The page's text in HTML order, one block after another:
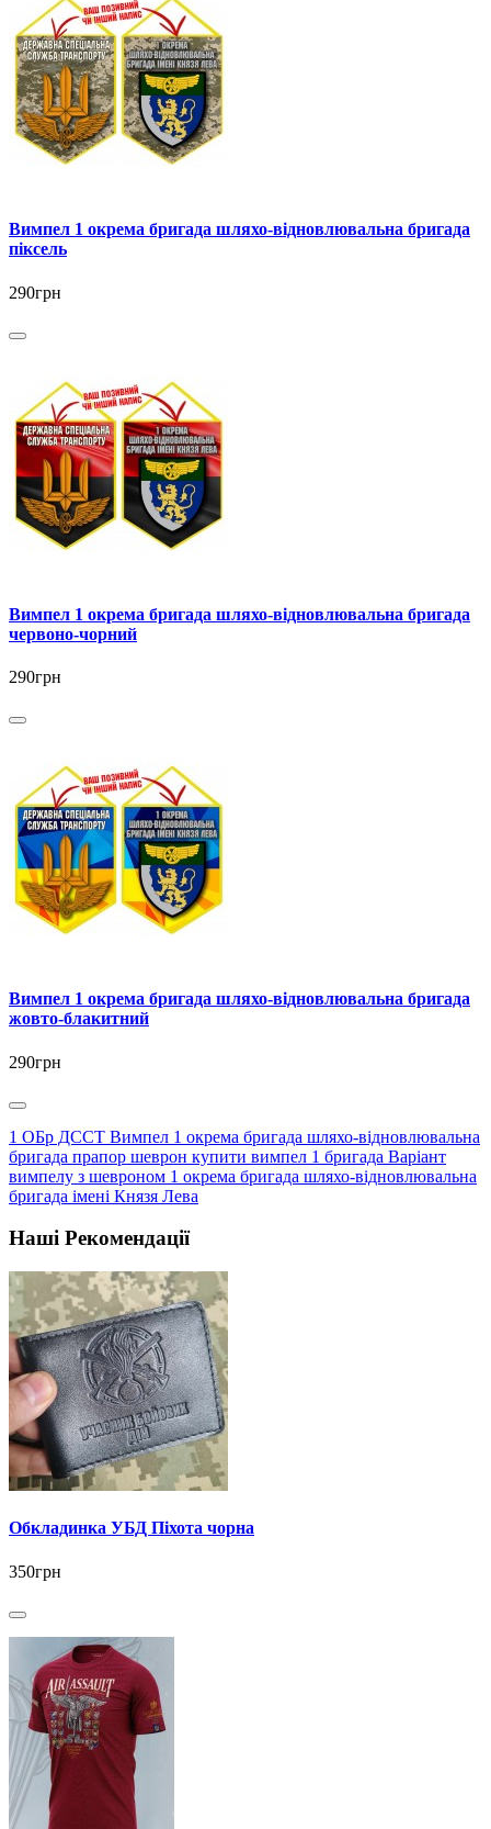
Вимпел 1 окрема бригада шляхо-відновлювальна бригада
піксель
290грн
Вимпел 1 окрема бригада шляхо-відновлювальна бригада
червоно-чорний
290грн
Вимпел 1 окрема бригада шляхо-відновлювальна бригада
жовто-блакитний
290грн
1 ОБр ДССТ Вимпел 1 окрема бригада шляхо-відновлювальна
бригада прапор шеврон купити вимпел 1 бригада Варіант
вимпелу з шевроном 1 окрема бригада шляхо-відновлювальна
бригада імені Князя Лева
Наші Рекомендації
Обкладинка УБД Піхота чорна
350грн